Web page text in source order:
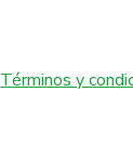
Términos y